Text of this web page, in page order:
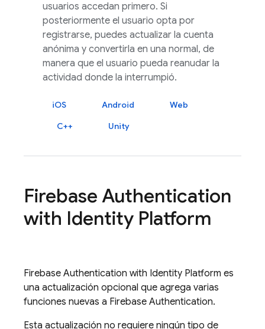
usuarios accedan primero. Si
posteriormente el usuario opta por
registrarse, puedes actualizar la cuenta
anónima y convertirla en una normal, de
manera que el usuario pueda reanudar la
actividad donde la interrumpió.
iOS Android
Web
C++
Unity
Firebase Authentication
with Identity Platform
Firebase Authentication with Identity Platform es
una actualización opcional que agrega varias
funciones nuevas a Firebase Authentication.
Esta actualización no requiere ningún tipo de